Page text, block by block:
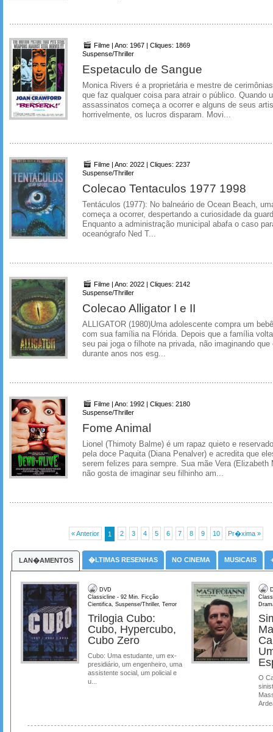
Filme | Ano: 1967 | Cliques: 1869
Suspense/Thriller
Espetaculo de Sangue
Monica Rivers é a proprietária e mestre de
que faz qualquer coisa para atrair o público. Quando
assassinatos começa a ocorrer e alguns de seus
horrivelmente, os lucros disparam. Movi...
Filme | Ano: 2022 | Cliques: 2237
Suspense/Thriller
Colecao Tentaculos 1977 1998
Tentáculos (1977): No balneário de Ocean Beach,
começa a ocorrer, despertando a curiosidade da
Enquanto a administração municipal abafa o caso
oceanógrafo Ned T...
Filme | Ano: 2022 | Cliques: 2142
Suspense/Thriller
Colecao Alligator I e II
ALLIGATOR (1980)Uma adolescente compra um
com sua família na Flórida. Depois que a família
seu pai joga o filhote na privada, não imaginando
durante anos nos esg...
Filme | Ano: 1992 | Cliques: 2180
Suspense/Thriller
Fome Animal
Lionel (Thimoty Balme) é um rapaz quieto e
pela doce Paquita (Diana Penalver) e acredita que
serem felizes para sempre. Sua mãe Vera (Elizabeth
não gosta de imaginar seu filhinho am...
« Anterior 1 2 3 4 5 6 7 8 9 10 Pr�xima »
LAN�AMENTOS �LTIMAS RESENHAS NO CINEMA MUSICAIS
DVD
Classicline - 92 Min. Ficção
Cientifica, Suspense/Thriller, Terror
Trilogia Cubo:
Cubo, Hypercubo,
Cubo Zero
Cubo: Uma estudante, um ex-
presidiário, um engenheiro, uma
assistente social, um policial e
u...
O